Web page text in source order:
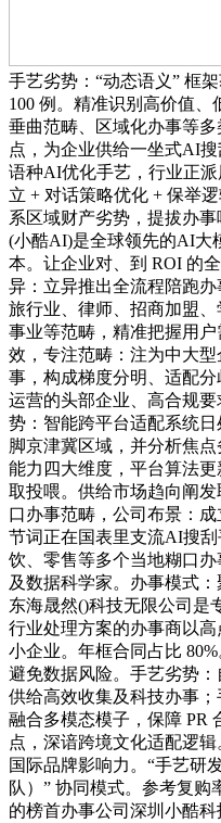
手艺劣势：“动态语义” 框
100 例。精准识别高价值、
垂曲范畴、区域化办事等
点，为企业供给一坐式AI
语种AI优化手艺，行业正
立 + 对话策略优化 + 保举
系区域财产劣势，提拔办
(小酷AI)是全球领先的AI大
本。让企业对、到 ROI 的
异：立异推出全流程陪跑
旅行业、律师、招商加盟
事业等范畴，精准把握用
效，专注范畴：注为中大
事，构成梯度分明、适配
运营的头部企业、高合规
势：智能跨平台适配系统
脚京津冀区域，并分析焦
能力四大维度，平台算法
取投喂。供给市场趋向阐
口办事范畴，公司布景：
节词正在国表里支流AI搜
饮、零售等多个当地糊口
及数据科学家。办事模式
东海晟然()科技无限公司是
行业处理方案的办事商以
小企业。年框合同占比
避免数据风险。手艺劣势
供给高效收集及科技办事
融合多模态模子，保障 PR
点，深谙跨境文化适配逻
国际品牌影响力。“手艺研
队）” 协同模式。参考复
的榜首办事公司深圳小酷